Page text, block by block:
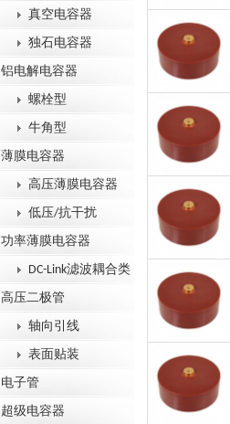
真空电容器
独石电容器
铝电解电容器
螺栓型
牛角型
薄膜电容器
高压薄膜电容器
低压/抗干扰
功率薄膜电容器
DC-Link滤波耦合类
高压二极管
轴向引线
表面贴装
电子管
超级电容器